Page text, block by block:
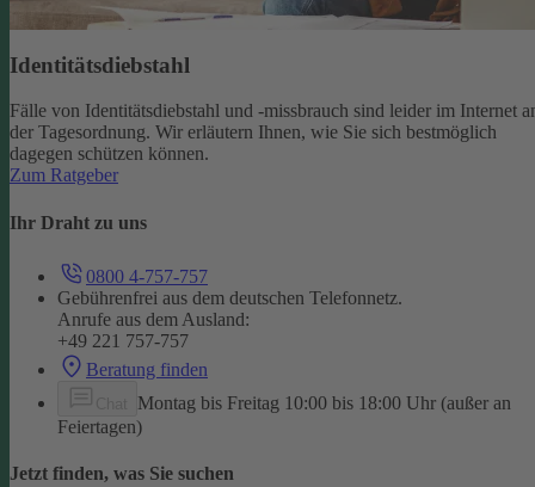
Identitätsdiebstahl
Fälle von Identitätsdiebstahl und -missbrauch sind leider im Internet
der Tagesordnung. Wir erläutern Ihnen, wie Sie sich bestmöglich
dagegen schützen können.
Zum Ratgeber
Ihr Draht zu uns
0800 4-757-757
Gebührenfrei aus dem deutschen Telefonnetz.
Anrufe aus dem Ausland:
+49 221 757-757
Beratung finden
Montag bis Freitag 10:00 bis 18:00 Uhr (außer an
Feiertagen)
Jetzt finden, was Sie suchen